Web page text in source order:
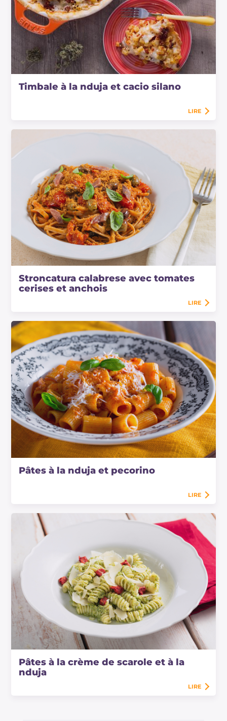
Timbale à la nduja et cacio silano
LIRE
Stroncatura calabrese avec tomates
cerises et anchois
LIRE
Pâtes à la nduja et pecorino
LIRE
Pâtes à la crème de scarole et à la
nduja
LIRE